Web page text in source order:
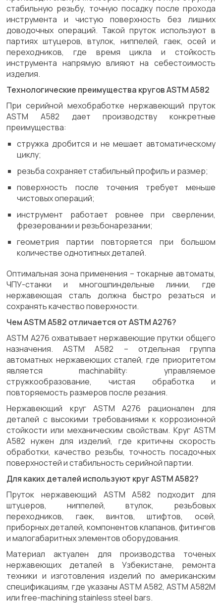
стабильную резьбу, точную посадку после прохода
инструмента и чистую поверхность без лишних
доводочных операций. Такой пруток используют в
партиях штуцеров, втулок, ниппелей, гаек, осей и
переходников, где время цикла и стойкость
инструмента напрямую влияют на себестоимость
изделия.
Технологические преимущества кругов ASTM A582
При серийной мехобработке нержавеющий пруток
ASTM A582 дает производству конкретные
преимущества:
стружка дробится и не мешает автоматическому
циклу;
резьба сохраняет стабильный профиль и размер;
поверхность после точения требует меньше
чистовых операций;
инструмент работает ровнее при сверлении,
фрезеровании и резьбонарезании;
геометрия партии повторяется при большом
количестве однотипных деталей.
Оптимальная зона применения – токарные автоматы,
ЧПУ-станки и многошпиндельные линии, где
нержавеющая сталь должна быстро резаться и
сохранять качество поверхности.
Чем ASTM A582 отличается от ASTM A276?
ASTM A276 охватывает нержавеющие прутки общего
назначения. ASTM A582 – отдельная группа
автоматных нержавеющих сталей, где приоритетом
является machinability: управляемое
стружкообразование, чистая обработка и
повторяемость размеров после резания.
Нержавеющий круг ASTM A276 рационален для
деталей с высокими требованиями к коррозионной
стойкости или механическим свойствам. Круг ASTM
A582 нужен для изделий, где критичны скорость
обработки, качество резьбы, точность посадочных
поверхностей и стабильность серийной партии.
Для каких деталей используют круг ASTM A582?
Пруток нержавеющий ASTM A582 подходит для
штуцеров, ниппелей, втулок, резьбовых
переходников, гаек, винтов, штифтов, осей,
приборных деталей, компонентов клапанов, фитингов
и малогабаритных элементов оборудования.
Материал актуален для производства точеных
нержавеющих деталей в Узбекистане, ремонта
техники и изготовления изделий по американским
спецификациям, где указаны ASTM A582, ASTM A582M
или free-machining stainless steel bars.